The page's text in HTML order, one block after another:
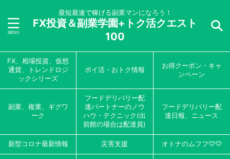
最短最速で稼げる副業マンになろう！
FX投資＆副業学園+トク活クエスト
100
FX、相場投資、仮想
通貨、トレンドロジ
ックシリーズ
ポイ活・おトク情報
お得クーポン・キャ
ンペーン
副業、複業、ギグワ
ーク
フードデリバリー配
達パートナーのノウ
ハウ・テクニック(出
前館の場合は配達員)
フードデリバリー配
達日報、ニュース
新型コロナ最新情報 災害支援 オトナのムフフ♡♡